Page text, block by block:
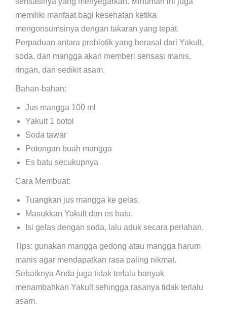
memiliki manfaat bagi kesehatan ketika
mengonsumsinya dengan takaran yang tepat.
Perpaduan antara probiotik yang berasal dari Yakult,
soda, dan mangga akan memberi sensasi manis,
ringan, dan sedikit asam.
Bahan-bahan:
Jus mangga 100 ml
Yakult 1 botol
Soda tawar
Potongan buah mangga
Es batu secukupnya
Cara Membuat:
Tuangkan jus mangga ke gelas.
Masukkan Yakult dan es batu.
Isi gelas dengan soda, lalu aduk secara perlahan.
Tips: gunakan mangga gedong atau mangga harum
manis agar mendapatkan rasa paling nikmat.
Sebaiknya Anda juga tidak terlalu banyak
menambahkan Yakult sehingga rasanya tidak terlalu
asam.